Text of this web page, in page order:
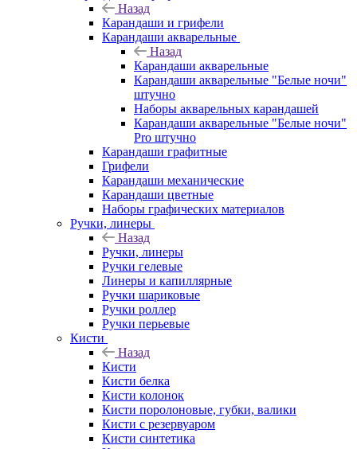
Назад
Карандаши и грифели
Карандаши акварельные
Назад
Карандаши акварельные
Карандаши акварельные "Белые ночи"
штучно
Наборы акварельных карандашей
Карандаши акварельные "Белые ночи"
Pro штучно
Карандаши графитные
Грифели
Карандаши механические
Карандаши цветные
Наборы графических материалов
Ручки, линеры
Назад
Ручки, линеры
Ручки гелевые
Линеры и капиллярные
Ручки шариковые
Ручки роллер
Ручки перьевые
Кисти
Назад
Кисти
Кисти белка
Кисти колонок
Кисти поролоновые, губки, валики
Кисти с резервуаром
Кисти синтетика